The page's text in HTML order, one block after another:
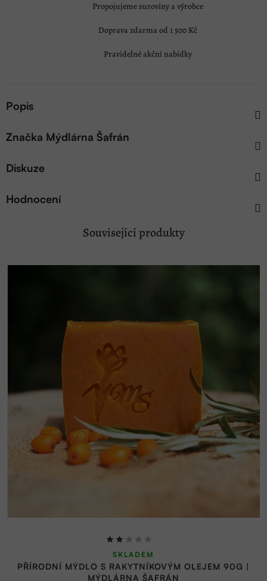
Propojujeme suroviny a výrobce
Doprava zdarma od 1 500 Kč
Pravidelné akční nabídky
Popis
Značka Mýdlárna Šafrán
Diskuze
Hodnocení
Související produkty
PŘÍRODNÍ MÝDLO S RAKYTNÍKOVÝM OLEJEM 90G |
MÝDLÁRNA ŠAFRÁN
Průměrné
hodnocení
produktu
SKLADEM